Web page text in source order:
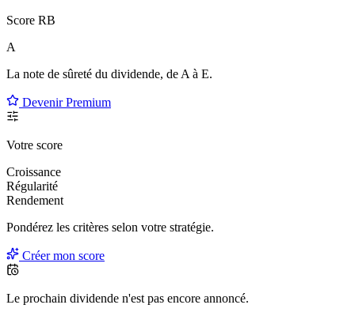
Score RB
A
La note de sûreté du dividende, de A à E.
Devenir Premium
Votre score
Croissance
Régularité
Rendement
Pondérez les critères selon votre stratégie.
Créer mon score
Le prochain dividende n'est pas encore annoncé.